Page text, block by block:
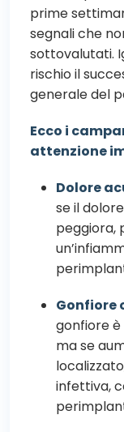
prime
segnali che
sottovalutati.
rischio il
generale del
Ecco i
attenzione
Dolore
se il
peggiora,
Gonfiore
gonfiore
ma se
infettiva,